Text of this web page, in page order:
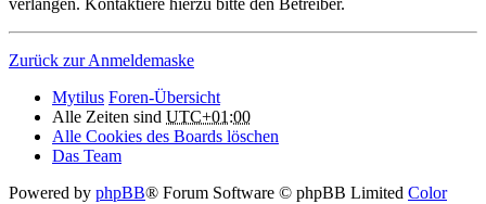
verlangen. Kontaktiere hierzu bitte den Betreiber.
Zurück zur Anmeldemaske
Mytilus Foren-Übersicht
Alle Zeiten sind UTC+01:00
Alle Cookies des Boards löschen
Das Team
Powered by phpBB® Forum Software © phpBB Limited Color